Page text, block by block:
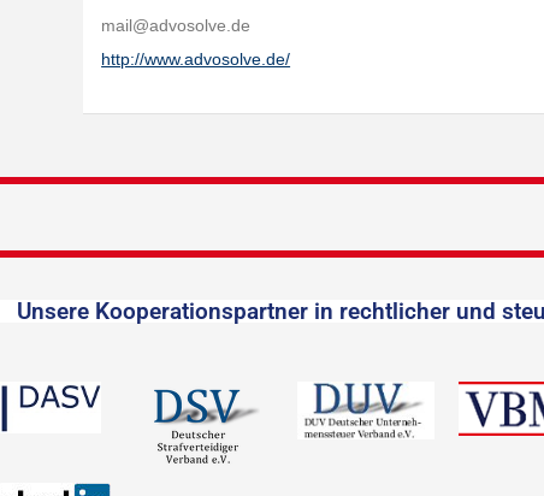
mail@advosolve.de
http://www.advosolve.de/
Unsere Kooperationspartner in rechtlicher und